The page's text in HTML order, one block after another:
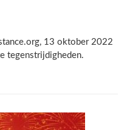
13 oktober 2022
tegenstrijdigheden.